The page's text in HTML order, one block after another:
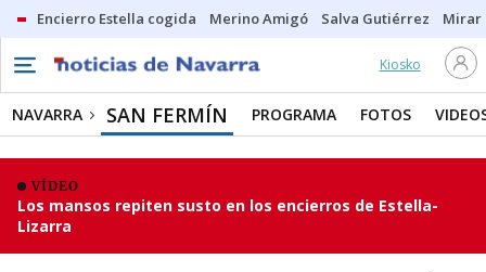
Encierro Estella cogida Merino Amigó Salva Gutiérrez Mirar
Kiosko
NAVARRA SAN FERMÍN PROGRAMA FOTOS
VÍDEO
Los mansos repiten susto en los encierros de Estella-
Lizarra